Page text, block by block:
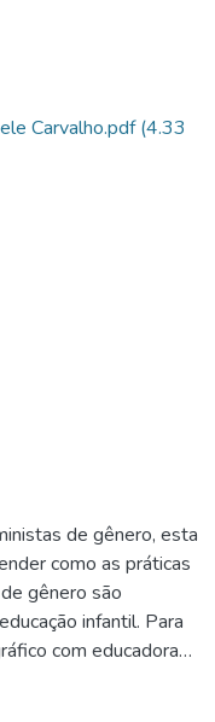
Carvalho.pdf(4.33
de gênero, esta
como as práticas
gênero são
infantil. Para
com educadoras